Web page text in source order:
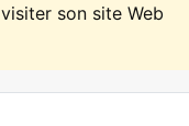
son site Web